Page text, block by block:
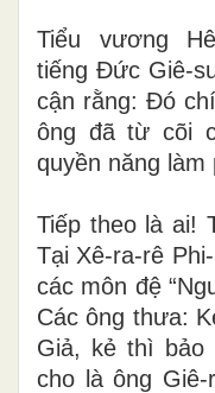
Tiểu vương
tiếng Đức Giê-
cận rằng: Đó
ông đã từ cõi
quyền năng làm
Tiếp theo là ai!
Tại Xê-ra-rê
các môn đệ
Các ông thưa:
Giả, kẻ thì bảo
cho là ông